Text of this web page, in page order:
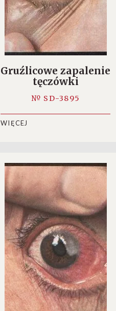
Gruźlicowe zapalenie
tęczówki
№ SD-3895
WIĘCEJ